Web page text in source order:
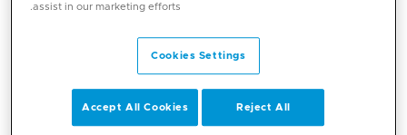
رفع الثدي / ماستوپِكسي
جراحة التثدِّي لدى الرجال
شد البطن
assist in our marketing efforts.
Cookies Settings
Reject All
Accept All Cookies